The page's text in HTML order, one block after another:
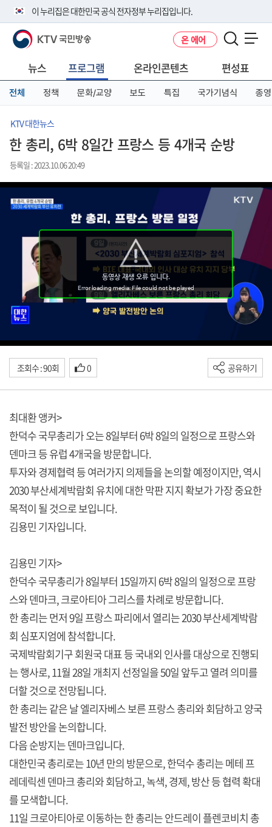
이 누리집은 대한민국 공식 전자정부 누리집입니다.
공식 누리집 주소 확인하기
니다.
이밖에 or.kr 또는 .kr등 다른 도메인 주소를 사용하고 있다면 아래 URL에
서 도메인 주소를 확인해 보세요
KTV 국민방송 온 에어
뉴스 프로그램 온라인콘텐츠 편성표
전체 정책 문화/교양 보도 특집 국가기념식 종영
KTV 대한뉴스
한 총리, 6박 8일간 프랑스 등 4개국 순방
등록일 : 2023.10.06 20:49
조회수 : 90회 0 공유하기
최대환 앵커>
한덕수 국무총리가 오는 8일부터 6박 8일의 일정으로 프랑스와
덴마크 등 유럽 4개국을 방문합니다.
투자와 경제협력 등 여러가지 의제들을 논의할 예정이지만, 역시
2030 부산세계박람회 유치에 대한 막판 지지 확보가 가장 중요한
목적이 될 것으로 보입니다.
김용민 기자입니다.
김용민 기자>
한덕수 국무총리가 8일부터 15일까지 6박 8일의 일정으로 프랑
스와 덴마크, 크로아티아 그리스를 차례로 방문합니다.
한 총리는 먼저 9일 프랑스 파리에서 열리는 2030 부산세계박람
회 심포지엄에 참석합니다.
국제박람회기구 회원국 대표 등 국내외 인사를 대상으로 진행되
는 행사로, 11월 28일 개최지 선정일을 50일 앞두고 열려 의미를
더할 것으로 전망됩니다.
한 총리는 같은 날 엘리자베스 보른 프랑스 총리와 회담하고 양국
발전 방안을 논의합니다.
다음 순방지는 덴마크입니다.
대한민국 총리로는 10년 만의 방문으로, 한덕수 총리는 메테 프
레데릭센 덴마크 총리와 회담하고, 녹색, 경제, 방산 등 협력 확대
를 모색합니다.
11일 크로아티아로 이동하는 한 총리는 안드레이 플렌코비치 총